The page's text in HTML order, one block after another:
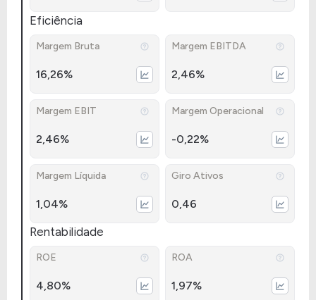
Eficiência
Margem Bruta
16,26%
Margem EBITDA
2,46%
Margem EBIT
2,46%
Margem Operacional
-0,22%
Margem Líquida
1,04%
Giro Ativos
0,46
Rentabilidade
ROE
4,80%
ROA
1,97%